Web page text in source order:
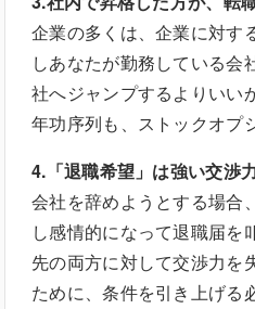
企業の多くは、企業に対す
しあなたが勤務している会
社へジャンプするよりいい
年功序列も、ストックオプ
4.「退職希望」は強い交渉
会社を辞めようとする場合
し感情的になって退職届を
先の両方に対して交渉力を
ために、条件を引き上げる